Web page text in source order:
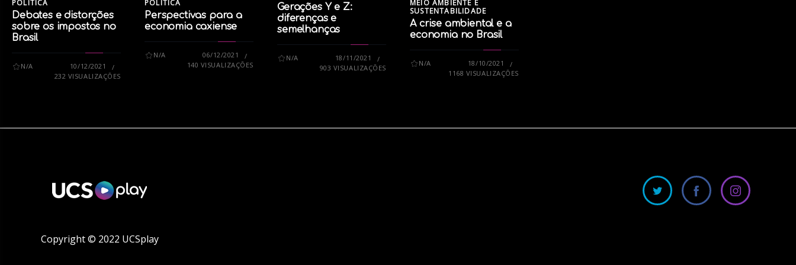
POLÍTICA
Debates e distorções
sobre os impostos no
Brasil
N/A
10/12/2021
232 VISUALIZAÇÕES
POLÍTICA
Perspectivas para a
economia caxiense
N/A
06/12/2021
140 VISUALIZAÇÕES
Gerações Y e Z:
diferenças e
semelhanças
N/A
18/11/2021
903 VISUALIZAÇÕES
MEIO AMBIENTE E
SUSTENTABILIDADE
A crise ambiental e a
economia no Brasil
N/A
18/10/2021
1168 VISUALIZAÇÕES
Copyright © 2022 UCSplay